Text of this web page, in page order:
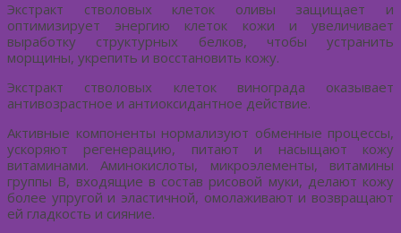
Экстракт стволовых клеток оливы защищает и
оптимизирует энергию клеток кожи и увеличивает
выработку структурных белков, чтобы устранить
морщины, укрепить и восстановить кожу.
Экстракт стволовых клеток винограда оказывает
антивозрастное и антиоксидантное действие.
Активные компоненты нормализуют обменные процессы,
ускоряют регенерацию, питают и насыщают кожу
витаминами. Аминокислоты, микроэлементы, витамины
группы В, входящие в состав рисовой муки, делают кожу
более упругой и эластичной, омолаживают и возвращают
ей гладкость и сияние.